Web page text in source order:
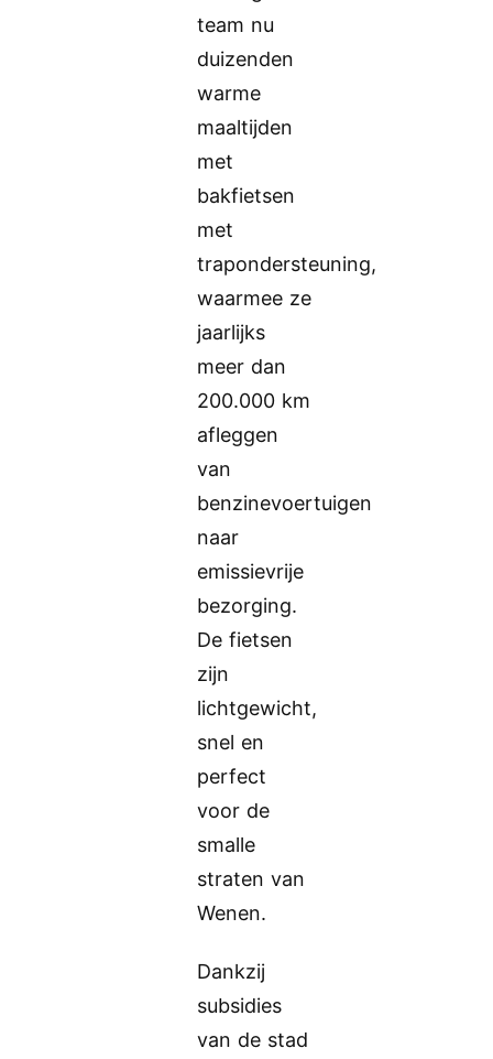
team nu
duizenden
warme
maaltijden
met
bakfietsen
met
trapondersteuning,
waarmee ze
jaarlijks
meer dan
200.000 km
afleggen
van
benzinevoertuigen
naar
emissievrije
bezorging.
De fietsen
zijn
lichtgewicht,
snel en
perfect
voor de
smalle
straten van
Wenen.
Dankzij
subsidies
van de stad